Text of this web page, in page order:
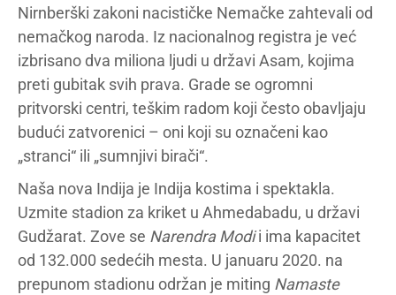
Nirnberški zakoni nacističke Nemačke zahtevali od
nemačkog naroda. Iz nacionalnog registra je već
izbrisano dva miliona ljudi u državi Asam, kojima
preti gubitak svih prava. Grade se ogromni
pritvorski centri, teškim radom koji često obavljaju
budući zatvorenici – oni koji su označeni kao
„stranci“ ili „sumnjivi birači“.
Naša nova Indija je Indija kostima i spektakla.
Uzmite stadion za kriket u Ahmedabadu, u državi
Gudžarat. Zove se Narendra Modii ima kapacitet
od 132.000 sedećih mesta. U januaru 2020. na
prepunom stadionu održan je miting Namaste